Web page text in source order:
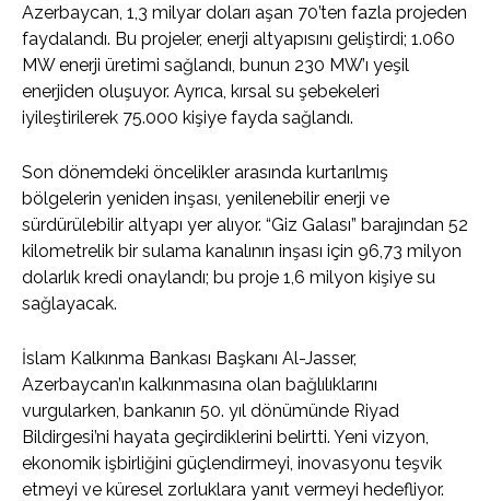
Azerbaycan, 1,3 milyar doları aşan 70’ten fazla projeden
faydalandı. Bu projeler, enerji altyapısını geliştirdi; 1.060
MW enerji üretimi sağlandı, bunun 230 MW’ı yeşil
enerjiden oluşuyor. Ayrıca, kırsal su şebekeleri
iyileştirilerek 75.000 kişiye fayda sağlandı.
Son dönemdeki öncelikler arasında kurtarılmış
bölgelerin yeniden inşası, yenilenebilir enerji ve
sürdürülebilir altyapı yer alıyor. “Giz Galası” barajından 52
kilometrelik bir sulama kanalının inşası için 96,73 milyon
dolarlık kredi onaylandı; bu proje 1,6 milyon kişiye su
sağlayacak.
İslam Kalkınma Bankası Başkanı Al-Jasser,
Azerbaycan’ın kalkınmasına olan bağlılıklarını
vurgularken, bankanın 50. yıl dönümünde Riyad
Bildirgesi’ni hayata geçirdiklerini belirtti. Yeni vizyon,
ekonomik işbirliğini güçlendirmeyi, inovasyonu teşvik
etmeyi ve küresel zorluklara yanıt vermeyi hedefliyor.